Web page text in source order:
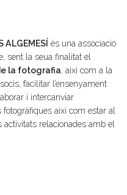
ALGEMESÍ és una associació
sent la seua finalitat el
la fotografia, així com a la
facilitar l’ensenyament
i intercanviar
així com estar al
activitats relacionades amb el